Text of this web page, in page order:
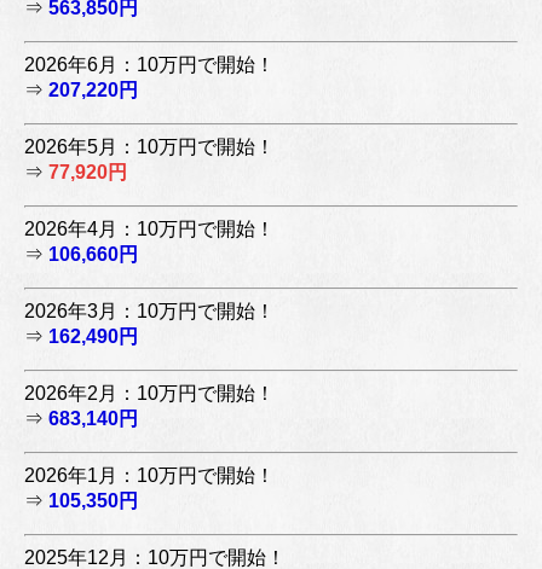
⇒ 563,850円
2026年6月：10万円で開始！
⇒ 207,220円
2026年5月：10万円で開始！
⇒ 77,920円
2026年4月：10万円で開始！
⇒ 106,660円
2026年3月：10万円で開始！
⇒ 162,490円
2026年2月：10万円で開始！
⇒ 683,140円
2026年1月：10万円で開始！
⇒ 105,350円
2025年12月：10万円で開始！